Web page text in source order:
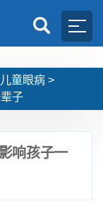
儿童眼病 >
子
响孩子一